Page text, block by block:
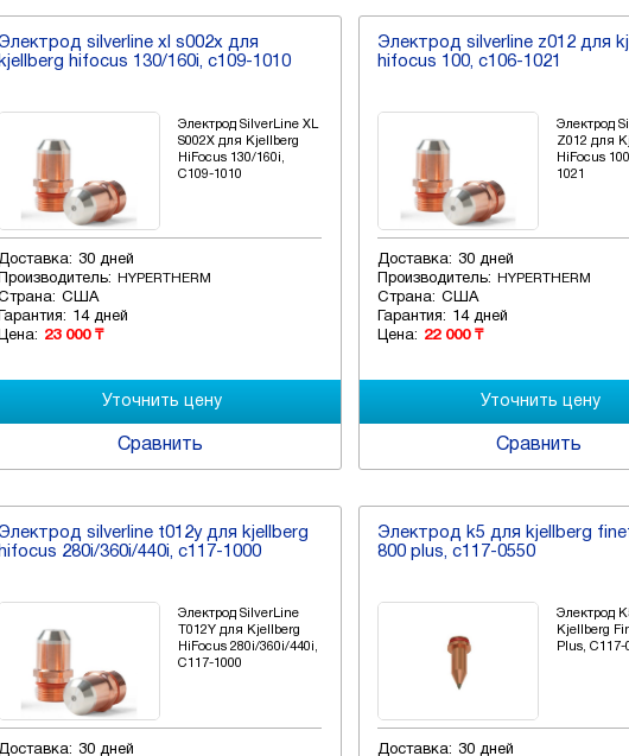
Электрод silverline xl s002x для
kjellberg hifocus 130/160i, c109-1010
Электрод SilverLine XL
S002X для Kjellberg
HiFocus 130/160i,
C109-1010
30 дней
HYPERTHERM
США
14 дней
23 000 ₸
Сравнить
Электрод silverline z012 для
hifocus 100, c106-1021
Электрод
Z012 для
HiFocus
1021
Доставка: 30 дней
Производитель:
HYPERTHERM
Страна: США
Гарантия:
14 дней
Цена: 22 000 ₸
Сравнить
Электрод silverline t012y для kjellberg
hifocus 280i/360i/440i, c117-1000
Электрод SilverLine
T012Y для Kjellberg
HiFocus 280i/360i/440i,
C117-1000
30 дней
Электрод k5 для kjellberg
800 plus, c117-0550
Электрод
Kjellberg
Plus, C117-
Доставка: 30 дней